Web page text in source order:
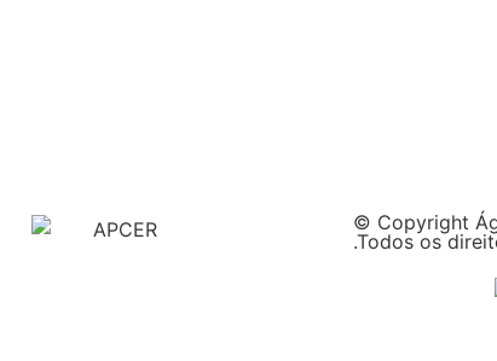
© Copyright
.Todos os